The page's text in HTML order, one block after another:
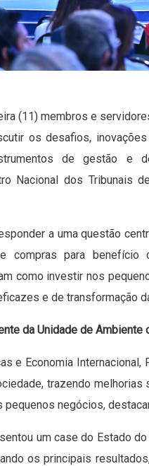
(11) membros e
os desafios,
de gestão e
Nacional dos Tribunais
a uma questão
para benefício
como investir nos
e de transformação
da Unidade de Ambiente
e Economia
trazendo
pequenos negócios,
um case do Estado
os principais